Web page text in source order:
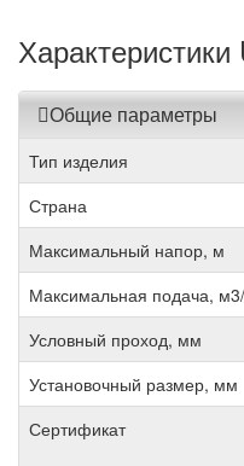
Общие параметры
Тип изделия
Страна
Максимальный напор, м
Максимальная подача,
Условный проход, мм
Установочный размер, мм
Сертификат